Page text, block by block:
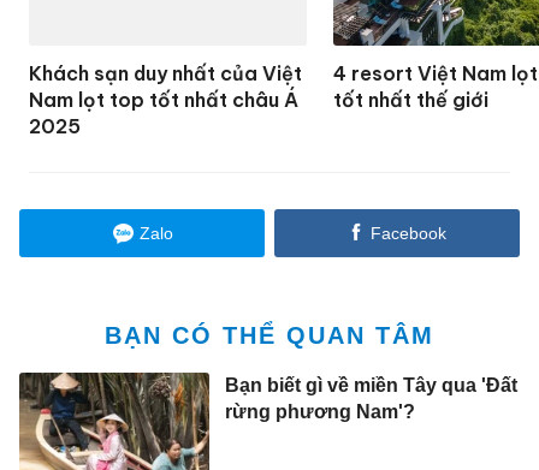
Khách sạn duy nhất của Việt
Nam lọt top tốt nhất châu Á
2025
4 resort Việt Nam
tốt nhất thế giới
Zalo Facebook
BẠN CÓ THỂ QUAN TÂM
Bạn biết gì về miền Tây qua 'Đất
rừng phương Nam'?